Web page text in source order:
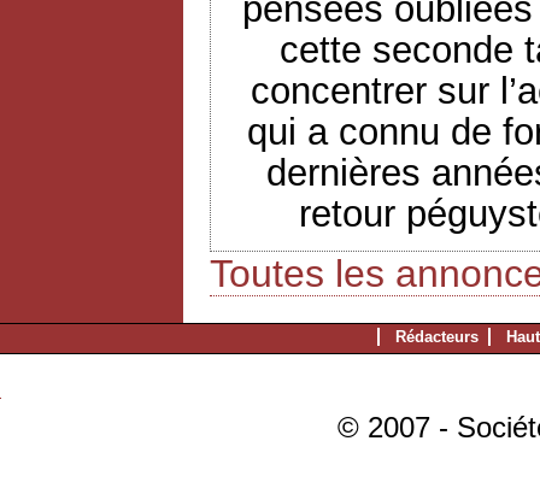
pensées
cette seconde
concentrer sur
qui a connu de
dernières
retour
Toutes les
Rédacteurs
© 2007 -